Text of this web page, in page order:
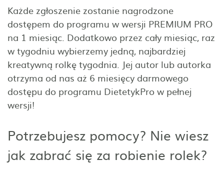
Każde zgłoszenie zostanie nagrodzone
dostępem do programu w wersji PREMIUM PRO
na 1 miesiąc. Dodatkowo przez cały miesiąc, raz
w tygodniu wybierzemy jedną, najbardziej
kreatywną rolkę tygodnia. Jej autor lub autorka
otrzyma od nas aż 6 miesięcy darmowego
dostępu do programu DietetykPro w pełnej
wersji!
Potrzebujesz pomocy? Nie wiesz
jak zabrać się za robienie rolek?